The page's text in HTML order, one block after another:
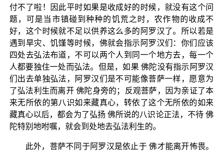
付不了啦！因此平时如果是收成好的时候，就没有这个问
题，可是当市镇碰到种种的饥荒之时，农作物的收成不
好，这个时候就不足以供养这么多的阿罗汉了。所以若是
遇到旱灾、饥馑等时候，佛就会指示阿罗汉们：你们应该
四处去弘法布道，不可以两个人到同一个地方去，每一个
人都要独住一处而弘法。但是，如果 佛陀没有指示阿罗汉
们出去单独弘法，阿罗汉们是不可能像菩萨一样，愿意为
了弘法利生而离开 佛陀身旁的；反观菩萨，因为亲证了本
来无所依的第八识如来藏真心，转依了这个无所依的如来
藏真心以后，都会为了弘扬 佛所说的八识论正法，不待 佛
陀特别地咐嘱，就会到处地去弘法利生的。
此外，菩萨不同于阿罗汉是依止于 佛才能离开怖畏。